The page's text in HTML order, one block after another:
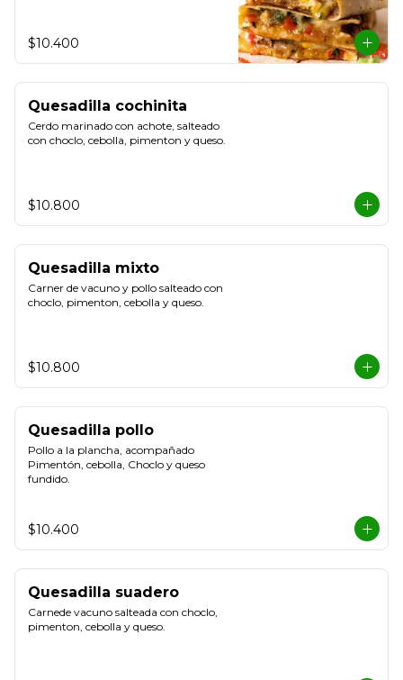
$10.400
Quesadilla cochinita
Cerdo marinado con achote, salteado
con choclo, cebolla, pimenton y queso.
$10.800
Quesadilla mixto
Carner de vacuno y pollo salteado con
choclo, pimenton, cebolla y queso.
$10.800
Quesadilla pollo
Pollo a la plancha, acompañado
Pimentón, cebolla, Choclo y queso
fundido.
$10.400
Quesadilla suadero
Carnede vacuno salteada con choclo,
pimenton, cebolla y queso.